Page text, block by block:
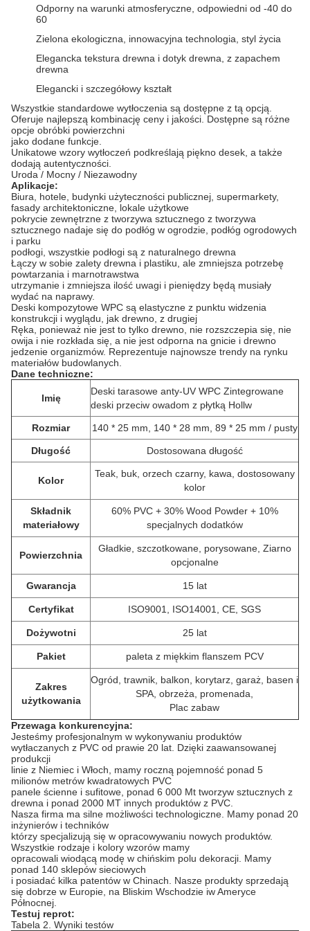
Odporny na warunki atmosferyczne, odpowiedni od -40 do
60
Zielona ekologiczna, innowacyjna technologia, styl życia
Elegancka tekstura drewna i dotyk drewna, z zapachem
drewna
Elegancki i szczegółowy kształt
Wszystkie standardowe wytłoczenia są dostępne z tą opcją.
Oferuje najlepszą kombinację ceny i jakości. Dostępne są różne
opcje obróbki powierzchni
jako dodane funkcje.
Unikatowe wzory wytłoczeń podkreślają piękno desek, a także
dodają autentyczności.
Uroda / Mocny / Niezawodny
Aplikacje:
Biura, hotele, budynki użyteczności publicznej, supermarkety,
fasady architektoniczne, lokale użytkowe
pokrycie zewnętrzne z tworzywa sztucznego z tworzywa
sztucznego nadaje się do podłóg w ogrodzie, podłóg ogrodowych
i parku
podłogi, wszystkie podłogi są z naturalnego drewna
Łączy w sobie zalety drewna i plastiku, ale zmniejsza potrzebę
powtarzania i marnotrawstwa
utrzymanie i zmniejsza ilość uwagi i pieniędzy będą musiały
wydać na naprawy.
Deski kompozytowe WPC są elastyczne z punktu widzenia
konstrukcji i wyglądu, jak drewno, z drugiej
Ręka, ponieważ nie jest to tylko drewno, nie rozszczepia się, nie
owija i nie rozkłada się, a nie jest odporna na gnicie i drewno
jedzenie organizmów. Reprezentuje najnowsze trendy na rynku
materiałów budowlanych.
Dane techniczne:
Imię
Deski tarasowe anty-UV WPC Zintegrowane
deski przeciw owadom z płytką Hollw
Rozmiar 140 * 25 mm, 140 * 28 mm, 89 * 25 mm / pusty
Długość Dostosowana długość
Kolor
Teak, buk, orzech czarny, kawa, dostosowany
kolor
Składnik
materiałowy
60% PVC + 30% Wood Powder + 10%
specjalnych dodatków
Powierzchnia
Gładkie, szczotkowane, porysowane, Ziarno
opcjonalne
Gwarancja 15 lat
Certyfikat ISO9001, ISO14001, CE, SGS
Dożywotni 25 lat
Pakiet paleta z miękkim flanszem PCV
Zakres
użytkowania
Ogród, trawnik, balkon, korytarz, garaż, basen i
SPA, obrzeża, promenada,
Plac zabaw
Przewaga konkurencyjna:
Jesteśmy profesjonalnym w wykonywaniu produktów
wytłaczanych z PVC od prawie 20 lat. Dzięki zaawansowanej
produkcji
linie z Niemiec i Włoch, mamy roczną pojemność ponad 5
milionów metrów kwadratowych PVC
panele ścienne i sufitowe, ponad 6 000 Mt tworzyw sztucznych z
drewna i ponad 2000 MT innych produktów z PVC.
Nasza firma ma silne możliwości technologiczne. Mamy ponad 20
inżynierów i techników
którzy specjalizują się w opracowywaniu nowych produktów.
Wszystkie rodzaje i kolory wzorów mamy
opracowali wiodącą modę w chińskim polu dekoracji. Mamy
ponad 140 sklepów sieciowych
i posiadać kilka patentów w Chinach.
Nasze produkty sprzedają
się dobrze w Europie, na Bliskim Wschodzie iw Ameryce
Północnej.
Testuj reprot:
Tabela 2. Wyniki testów